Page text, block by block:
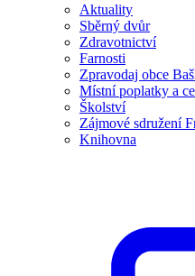
Aktuality
Sběrný dvůr
Zdravotnictví
Farnosti
Zpravodaj obce
Místní poplatky a
Školství
Zájmové sdružení
Knihovna